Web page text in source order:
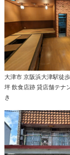
大津市 京阪浜大津駅徒
坪 飲食店跡 貸店舗テナ
き